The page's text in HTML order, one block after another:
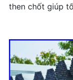
then chốt giúp